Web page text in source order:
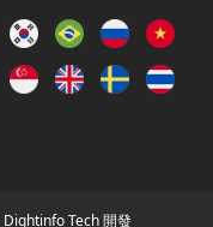
Dightinfo Tech開發